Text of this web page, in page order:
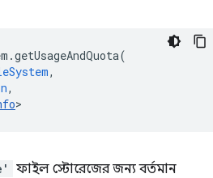
.getUsageAndQuota(
,
,
>
ফাইল স্টোরেজের জন্য বর্তমান